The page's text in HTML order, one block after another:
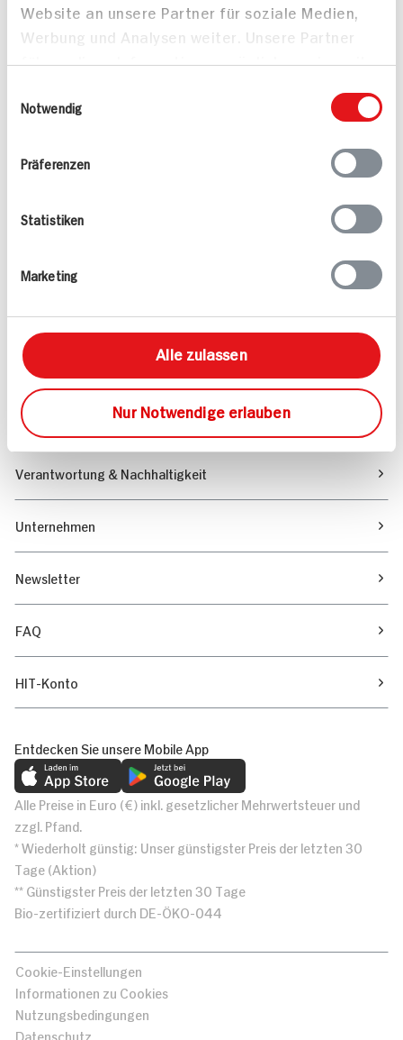
Website an unsere Partner für soziale Medien,
Werbung und Analysen weiter. Unsere Partner
führen diese Informationen möglicherweise mit
bereitgestellt haben oder die sie im Rahmen
Notwendig
Präferenzen
Statistiken
Marketing
Alle zulassen
Nur Notwendige erlauben
Mehr Informationen in unserem FAQ
kontakt
hit.de
Montag - Donnerstag: 9 bis 16 Uhr
Freitags: 9 bis 13 Uhr
Angebote & Coupons
Sortiment
Marktfinder
Unser Magazin
Verantwortung & Nachhaltigkeit
Unternehmen
Newsletter
FAQ
HIT-Konto
Entdecken Sie unsere Mobile App
Alle Preise in Euro (€) inkl. gesetzlicher Mehrwertsteuer und
zzgl. Pfand.
* Wiederholt günstig: Unser günstigster Preis der letzten 30
Tage (Aktion)
** Günstigster Preis der letzten 30 Tage
Bio-zertifiziert durch DE-ÖKO-044
Cookie-Einstellungen
Informationen zu Cookies
Nutzungsbedingungen
Datenschutz